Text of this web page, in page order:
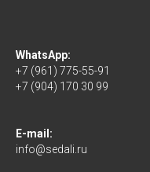
WhatsApp:
+7 (961) 775-55-91
+7 (904) 170 30 99
E-mail:
info@sedali.ru